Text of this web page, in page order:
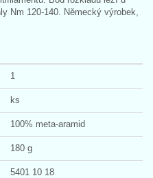
Nm 120-140. Německý výrobek,
1
ks
100% meta-aramid
180 g
5401 10 18